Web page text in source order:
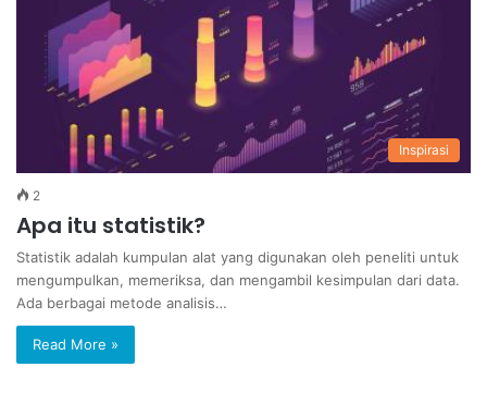
Inspirasi
2
Apa itu statistik?
Statistik adalah kumpulan alat yang digunakan oleh peneliti untuk
mengumpulkan, memeriksa, dan mengambil kesimpulan dari data.
Ada berbagai metode analisis…
Read More »